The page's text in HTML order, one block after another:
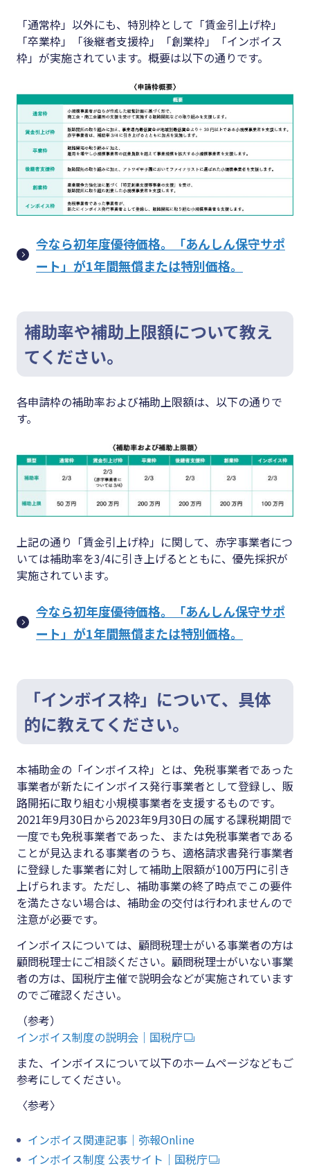
「通常枠」以外にも、特別枠として「賃金引上げ枠」
「卒業枠」「後継者支援枠」「創業枠」「インボイス
枠」が実施されています。概要は以下の通りです。
今なら初年度優待価格。「あんしん保守サポ
ート」が1年間無償または特別価格。
補助率や補助上限額について教え
てください。
各申請枠の補助率および補助上限額は、以下の通りで
す。
上記の通り「賃金引上げ枠」に関して、赤字事業者につ
いては補助率を3/4に引き上げるとともに、優先採択が
実施されています。
今なら初年度優待価格。「あんしん保守サポ
ート」が1年間無償または特別価格。
「インボイス枠」について、具体
的に教えてください。
本補助金の「インボイス枠」とは、免税事業者であった
事業者が新たにインボイス発行事業者として登録し、販
路開拓に取り組む小規模事業者を支援するものです。
2021年9月30日から2023年9月30日の属する課税期間で
一度でも免税事業者であった、または免税事業者である
ことが見込まれる事業者のうち、適格請求書発行事業者
に登録した事業者に対して補助上限額が100万円に引き
上げられます。ただし、補助事業の終了時点でこの要件
を満たさない場合は、補助金の交付は行われませんので
注意が必要です。
インボイスについては、顧問税理士がいる事業者の方は
顧問税理士にご相談ください。顧問税理士がいない事業
者の方は、国税庁主催で説明会などが実施されています
のでご確認ください。
（参考）
インボイス制度の説明会｜国税庁
また、インボイスについて以下のホームページなどもご
参考にしてください。
〈参考〉
インボイス関連記事｜弥報Online
インボイス制度 公表サイト｜国税庁